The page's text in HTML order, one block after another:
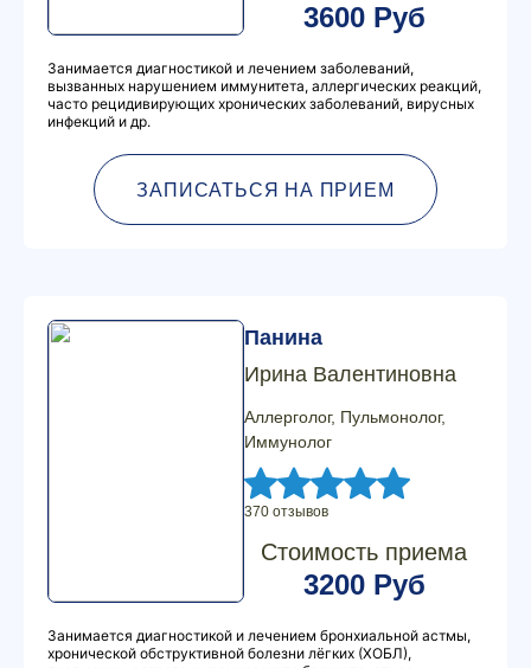
3600 Руб
Занимается диагностикой и лечением заболеваний,
вызванных нарушением иммунитета, аллергических реакций,
часто рецидивирующих хронических заболеваний, вирусных
инфекций и др.
ЗАПИСАТЬСЯ НА ПРИЕМ
Панина
Ирина Валентиновна
Аллерголог, Пульмонолог,
Иммунолог
370 отзывов
Стоимость приема
3200 Руб
Занимается диагностикой и лечением бронхиальной астмы,
хронической обструктивной болезни лёгких (ХОБЛ),